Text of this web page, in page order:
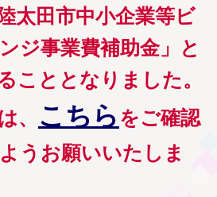
太田市中小企業等ビ
ジ事業費補助金」と
こととなりました。
、
こちら をご確認
うお願いいたしま